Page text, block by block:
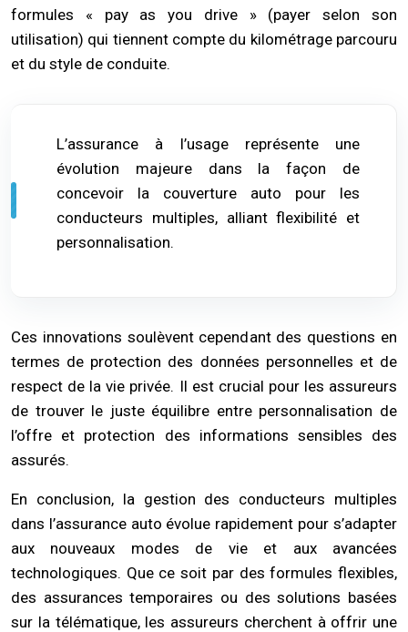
formules « pay as you drive » (payer selon son
utilisation) qui tiennent compte du kilométrage parcouru
et du style de conduite.
L’assurance à l’usage représente une
évolution majeure dans la façon de
concevoir la couverture auto pour les
conducteurs multiples, alliant flexibilité et
personnalisation.
Ces innovations soulèvent cependant des questions en
termes de protection des données personnelles et de
respect de la vie privée. Il est crucial pour les assureurs
de trouver le juste équilibre entre personnalisation de
l’offre et protection des informations sensibles des
assurés.
En conclusion, la gestion des conducteurs multiples
dans l’assurance auto évolue rapidement pour s’adapter
aux nouveaux modes de vie et aux avancées
technologiques. Que ce soit par des formules flexibles,
des assurances temporaires ou des solutions basées
sur la télématique, les assureurs cherchent à offrir une